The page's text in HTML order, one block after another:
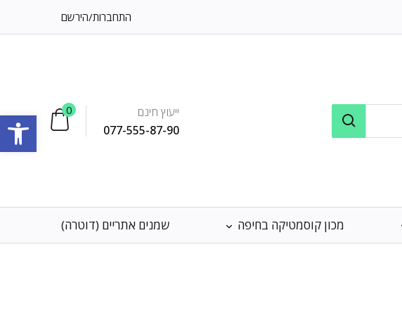
התחברות/הירשם
ייעוץ חינם
077-555-87-90
0
מכון קוסמטיקה בחיפה שמנים אתריים (דוטרה)
פתח